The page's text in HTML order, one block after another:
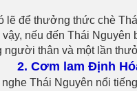
lẽ để thưởng thức chè
nếu đến Thái Nguyên
người thân và một lần
2. Cơm lam Định
Thái Nguyên nổi